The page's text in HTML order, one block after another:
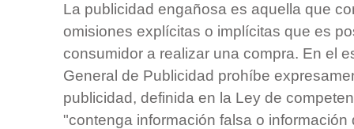
La publicidad engañosa es aquella que
omisiones explícitas o implícitas que es
consumidor a realizar una compra. En el
General de Publicidad prohíbe
publicidad, definida en la Ley de
"contenga información falsa o